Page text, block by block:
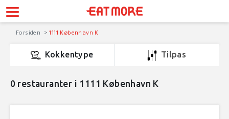
Forsiden 1111 København K
Kokkentype Tilpas
0 restauranter i 1111 København K